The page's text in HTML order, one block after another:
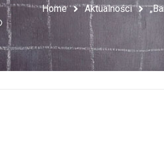
Home Aktualności